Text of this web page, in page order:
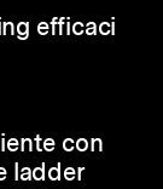
efficaci
con
ladder